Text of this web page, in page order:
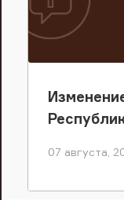
07 августа,